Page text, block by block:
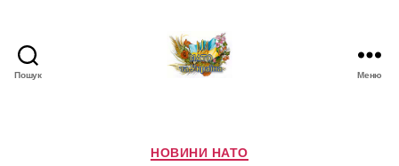
Пошук
Новини
Меню
Категорії
НОВИНИ НАТО